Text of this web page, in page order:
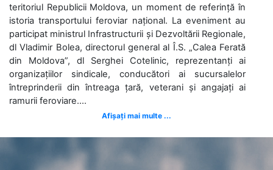
teritoriul Republicii Moldova, un moment de referință în
istoria transportului feroviar național. La eveniment au
participat ministrul Infrastructurii și Dezvoltării Regionale,
dl Vladimir Bolea, directorul general al Î.S. „Calea Ferată
din Moldova”, dl Serghei Cotelinic, reprezentanți ai
organizațiilor sindicale, conducători ai sucursalelor
întreprinderii din întreaga țară, veterani și angajați ai
ramurii feroviare....
Afișați mai multe ...